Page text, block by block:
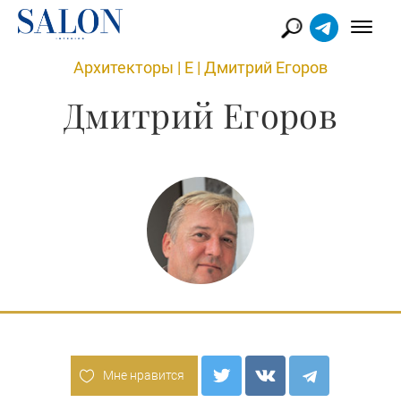
Архитекторы | Е | Дмитрий Егоров
Дмитрий Егоров
Мне нравится